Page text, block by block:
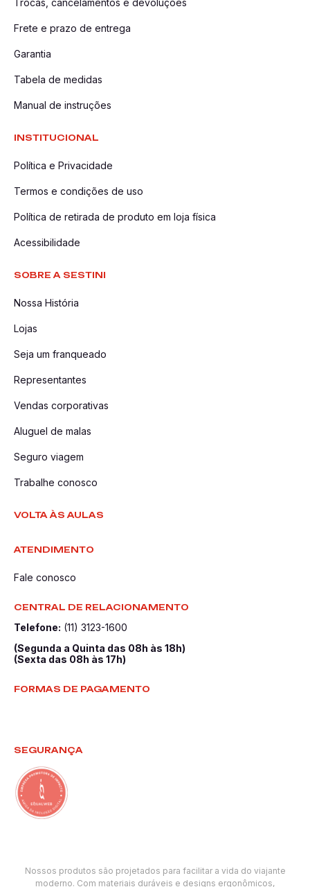
Trocas, cancelamentos e devoluções
Frete e prazo de entrega
Garantia
Tabela de medidas
Manual de instruções
INSTITUCIONAL
Política e Privacidade
Termos e condições de uso
Política de retirada de produto em loja física
Acessibilidade
SOBRE A SESTINI
Nossa História
Lojas
Seja um franqueado
Representantes
Vendas corporativas
Aluguel de malas
Seguro viagem
Trabalhe conosco
VOLTA ÀS AULAS
ATENDIMENTO
Fale conosco
CENTRAL DE RELACIONAMENTO
Telefone: (11) 3123-1600
(Segunda a Quinta das 08h às 18h)
(Sexta das 08h às 17h)
FORMAS DE PAGAMENTO
SEGURANÇA
Nossos produtos são projetados para facilitar a vida do viajante
moderno. Com materiais duráveis e designs ergonômicos,